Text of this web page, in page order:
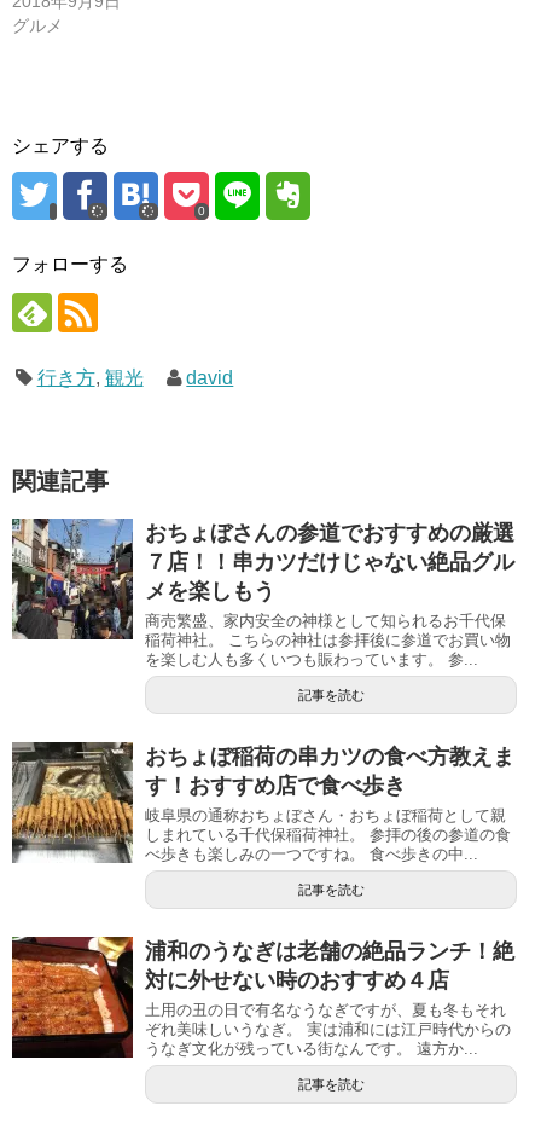
グルメ
シェアする
0
フォローする
行き方, 観光 david
関連記事
おちょぼさんの参道でおすすめの厳選
７店！！串カツだけじゃない絶品グル
メを楽しもう
商売繁盛、家内安全の神様として知られるお千代保
稲荷神社。 こちらの神社は参拝後に参道でお買い物
を楽しむ人も多くいつも賑わっています。 参...
記事を読む
おちょぼ稲荷の串カツの食べ方教えま
す！おすすめ店で食べ歩き
岐阜県の通称おちょぼさん・おちょぼ稲荷として親
しまれている千代保稲荷神社。 参拝の後の参道の食
べ歩きも楽しみの一つですね。 食べ歩きの中...
記事を読む
浦和のうなぎは老舗の絶品ランチ！絶
対に外せない時のおすすめ４店
土用の丑の日で有名なうなぎですが、夏も冬もそれ
ぞれ美味しいうなぎ。 実は浦和には江戸時代からの
うなぎ文化が残っている街なんです。 遠方か...
記事を読む